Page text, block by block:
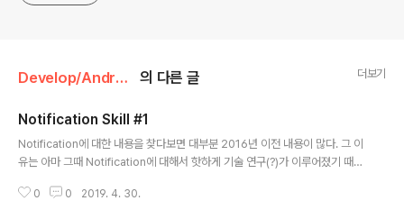
Develop/Android 의 다른 글 더보기
Notification Skill #1
Notification에 대한 내용을 찾다보면 대부분 2016년 이전 내용이 많다. 그 이
유는 아마 그때 Notification에 대해서 핫하게 기술 연구(?)가 이루어졌기 때문
용 안해서 관련하여 더이상 연구문서가 없을 수도 있고, 아니면 이미 알만한 사
0 0 2019. 4. 30.